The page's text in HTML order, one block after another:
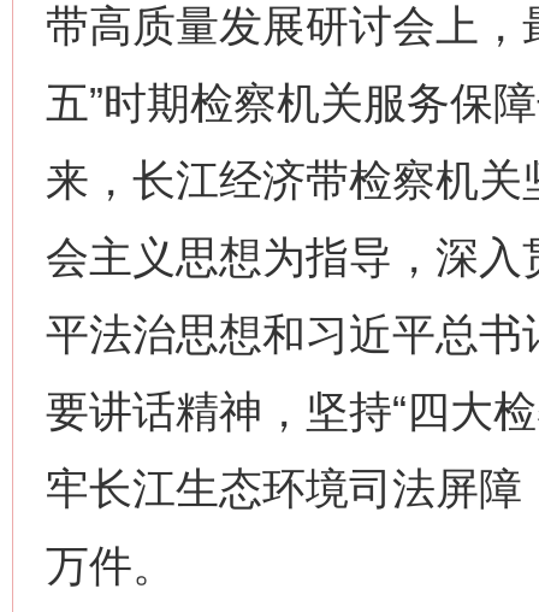
带高质量发展研讨会上，
五”时期检察机关服务保
来，长江经济带检察机
会主义思想为指导，深
平法治思想和习近平总
要讲话精神，坚持“四大
牢长江生态环境司法屏
万件。